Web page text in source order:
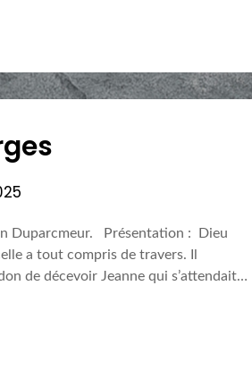
Duparcmeur. Présentation : Dieu
a tout compris de travers. Il
de décevoir Jeanne qui s’attendait…